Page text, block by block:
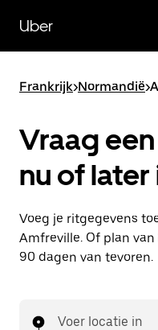
naar
hoofdinhoud
Uber
Frankrijk>Normandië>
Vraag
nu of
Voeg je ritgegevens
Amfreville. Of plan
90 dagen van tevoren.
Voer locatie in